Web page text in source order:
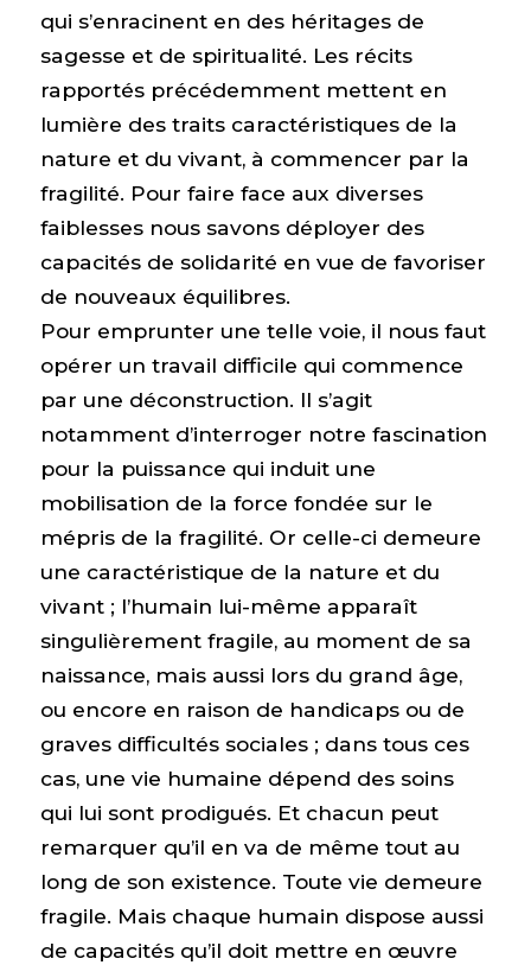
qui s’enracinent en des héritages de
sagesse et de spiritualité. Les récits
rapportés précédemment mettent en
lumière des traits caractéristiques de la
nature et du vivant, à commencer par la
fragilité. Pour faire face aux diverses
faiblesses nous savons déployer des
capacités de solidarité en vue de favoriser
de nouveaux équilibres.
Pour emprunter une telle voie, il nous faut
opérer un travail difficile qui commence
par une déconstruction. Il s’agit
notamment d’interroger notre fascination
pour la puissance qui induit une
mobilisation de la force fondée sur le
mépris de la fragilité. Or celle-ci demeure
une caractéristique de la nature et du
vivant ; l’humain lui-même apparaît
singulièrement fragile, au moment de sa
naissance, mais aussi lors du grand âge,
ou encore en raison de handicaps ou de
graves difficultés sociales ; dans tous ces
cas, une vie humaine dépend des soins
qui lui sont prodigués. Et chacun peut
remarquer qu’il en va de même tout au
long de son existence. Toute vie demeure
fragile. Mais chaque humain dispose aussi
de capacités qu’il doit mettre en œuvre